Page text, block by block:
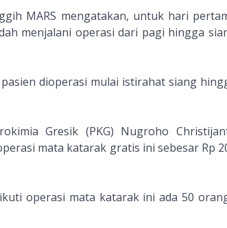
MARS mengatakan, untuk hari
menjalani operasi dari pagi hingga
dioperasi mulai istirahat siang
Gresik (PKG) Nugroho
mata katarak gratis ini sebesar Rp
operasi mata katarak ini ada 50